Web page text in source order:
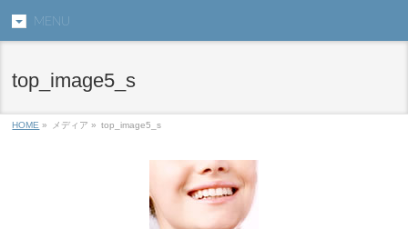
MENU
top_image5_s
HOME » メディア » top_image5_s